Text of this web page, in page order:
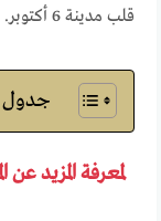
قلب مدينة 6 أكتوبر.
جدول
لمعرفة المزيد